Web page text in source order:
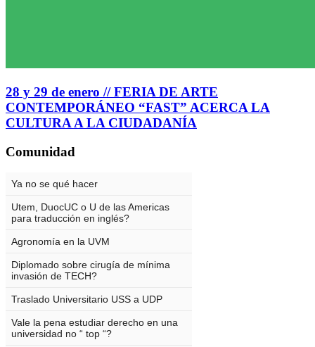
28 y 29 de enero // FERIA DE ARTE
CONTEMPORÁNEO “FAST” ACERCA LA
CULTURA A LA CIUDADANÍA
Comunidad